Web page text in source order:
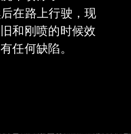
后在路上行驶，现
和刚喷的时候效
任何缺陷。